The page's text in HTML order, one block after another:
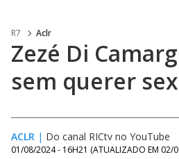
R7 Aclr
Zezé Di
sem querer
ACLR | Do canal RICtv no YouTube
01/08/2024 - 16H21 (ATUALIZADO EM 02/